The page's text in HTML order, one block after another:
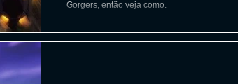
Gorgers, então veja como.